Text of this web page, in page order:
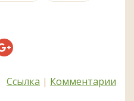
Ссылка | Комментарии